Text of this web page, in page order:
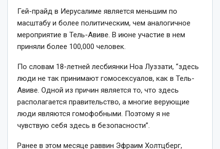
Гей-прайд в Иерусалиме является меньшим по
масштабу и более политическим, чем аналогичное
мероприятие в Тель-Авиве. В июне участие в нем
приняли более 100,000 человек.
По словам 18-летней лесбиянки Ноа Луззати, “здесь
люди не так принимают гомосексуалов, как в Тель-
Авиве. Одной из причин является то, что здесь
располагается правительство, а многие верующие
люди являются гомофобными. Поэтому я не
чувствую себя здесь в безопасности”.
Ранее в этом месяце раввин Эфраим Холтцберг,